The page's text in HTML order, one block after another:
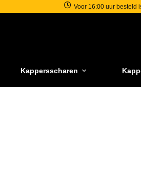
Voor 16:00 uur besteld
Kappersscharen